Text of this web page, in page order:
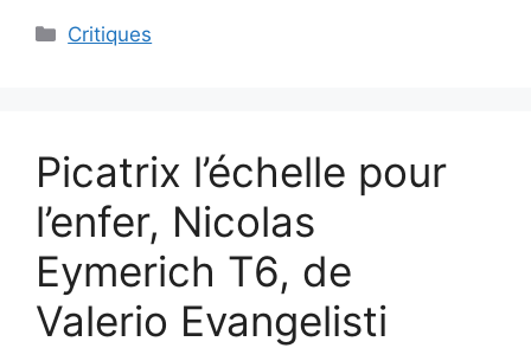
Critiques
Picatrix l’échelle pour
l’enfer, Nicolas
Eymerich T6, de
Valerio Evangelisti